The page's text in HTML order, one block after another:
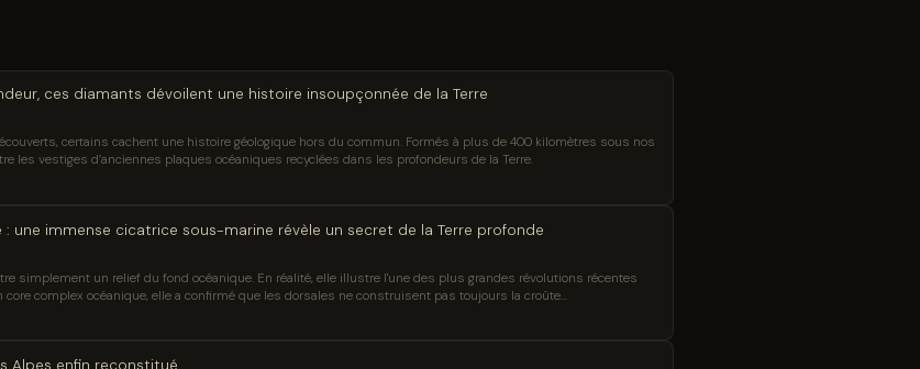
ces diamants dévoilent une histoire insoupçonnée de la Terre
certains cachent une histoire géologique hors du commun. Formés à plus de 400 kilomètres sous nos
les vestiges d’anciennes plaques océaniques recyclées dans les profondeurs de la Terre.
: une immense cicatrice sous-marine révèle un secret de la Terre profonde
simplement un relief du fond océanique. En réalité, elle illustre l'une des plus grandes révolutions récentes
core complex océanique, elle a confirmé que les dorsales ne construisent pas toujours la croûte...